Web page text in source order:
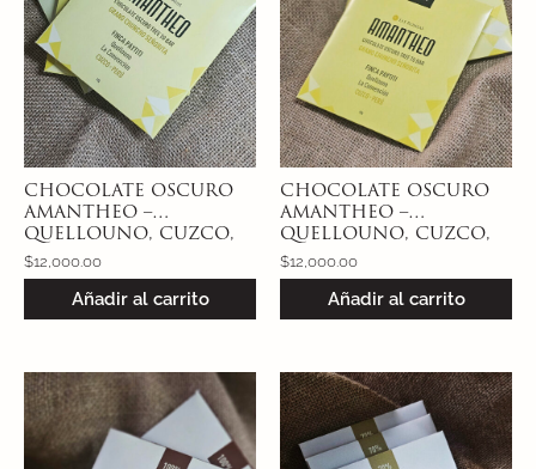
CHOCOLATE OSCURO
AMANTHEO –
QUELLOUNO, CUZCO,
PERÚ – CHUNCHO
SEÑORITA 70%
$12,000.00
Añadir al carrito
CHOCOLATE OSCURO
AMANTHEO –
QUELLOUNO, CUZCO,
PERÚ – CHUNCHO
SEÑORITA 80%
$12,000.00
Añadir al carrito